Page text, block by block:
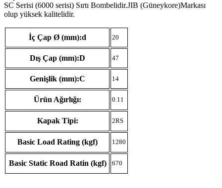
SC Serisi (6000 serisi) Sırtı Bombelidir.JIB (Güneykore)Markası
olup yüksek kalitelidir.
İç Çap Ø (mm):d 20
Dış Çap (mm):D 47
Genişlik (mm):C 14
Ürün Ağırlığı: 0.11
Kapak Tipi: 2RS
Basic Load Rating (kgf) 1280
Basic Static Road Ratin (kgf) 670